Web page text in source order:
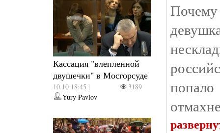
Кассация "влепленной
двушечки" в Мосгорсуде
10.10 18:45 |
3189
Yury Pavlov